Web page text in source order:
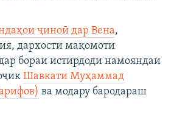
ҷиноӣ дар Вена,
дархости мақомоти
бораи истирдоди намояндаи
Шавкати Муҳаммад
ва модару бародараш